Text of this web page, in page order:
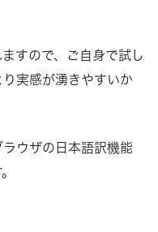
すので、ご自身で試し
実感が湧きやすいか
ウザの日本語訳機能